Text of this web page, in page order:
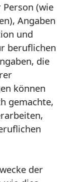
(wie
Angaben
und
beruflichen
die
können
gemachte,
der